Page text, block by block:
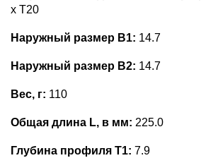
x T20
Наружный размер В1: 14.7
Наружный размер В2: 14.7
Вес, г: 110
Общая длина L, в мм: 225.0
Глубина профиля T1: 7.9